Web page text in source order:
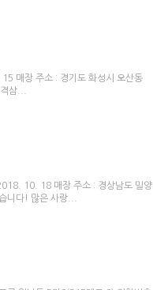
매장 주소 : 경기도 화성시 오산동
삼...
10. 18 매장 주소 : 경상남도 밀양
니다! 많은 사랑...